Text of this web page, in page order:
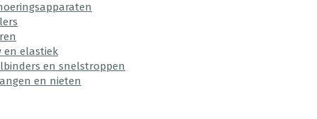
en elastiek
en snelstroppen
en nieten